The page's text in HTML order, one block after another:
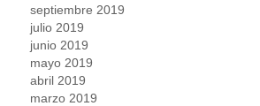
septiembre 2019
julio 2019
junio 2019
mayo 2019
abril 2019
marzo 2019